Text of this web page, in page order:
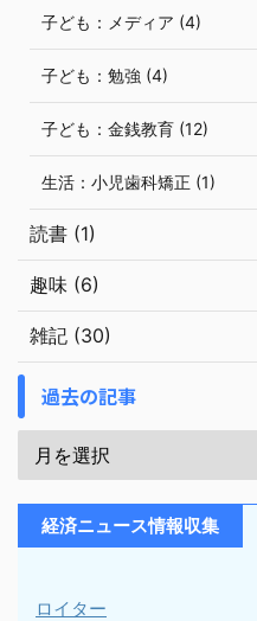
子ども：メディア (4)
子ども：勉強 (4)
子ども：金銭教育 (12)
生活：小児歯科矯正 (1)
読書 (1)
趣味 (6)
雑記 (30)
過去の記事
経済ニュース情報収集
ロイター